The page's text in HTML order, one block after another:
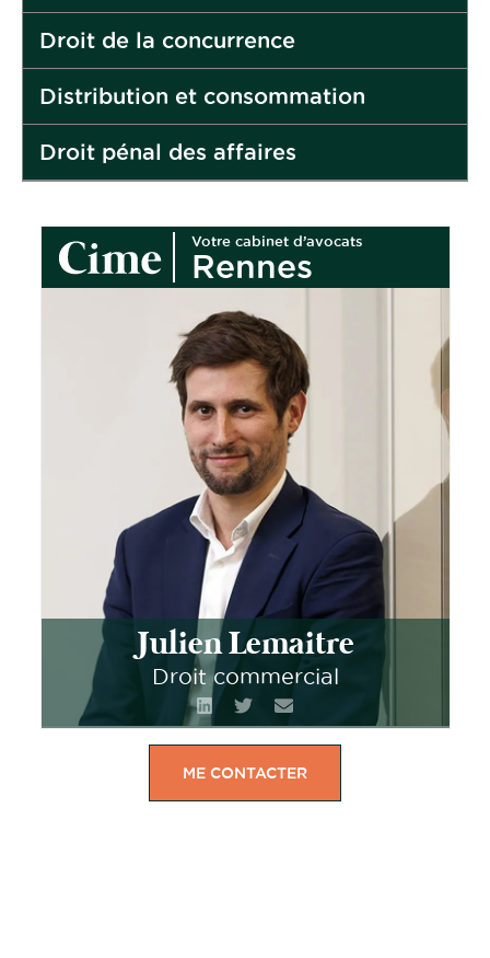
Droit de la concurrence
Distribution et consommation
Droit pénal des affaires
Votre cabinet d’avocats
Rennes
Julien Lemaitre
Droit commercial
ME CONTACTER